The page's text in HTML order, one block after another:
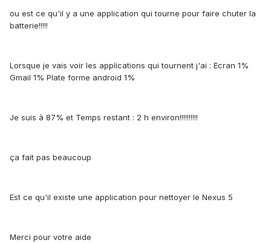
ou est ce qu'il y a une application qui tourne pour faire chuter la
batterie!!!!!
Lorsque je vais voir les applications qui tournent j'ai : Ecran 1%
Gmail 1% Plate forme android 1%
Je suis à 87% et Temps restant : 2 h environ!!!!!!!!!!
ça fait pas beaucoup
Est ce qu'il existe une application pour nettoyer le Nexus 5
Merci pour votre aide